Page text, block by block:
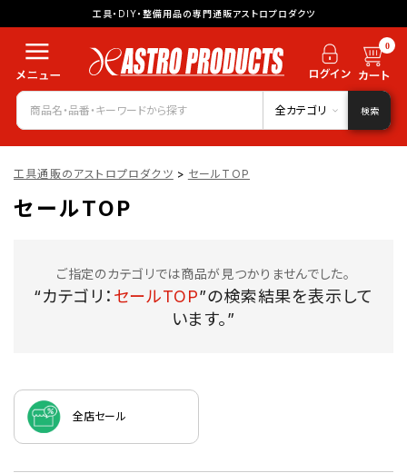
工具・DIY・整備用品の専門通販アストロプロダクツ
0
全カテゴリ 検索
工具通販のアストロプロダクツ > セールTOP
セールTOP
ご指定のカテゴリでは商品が見つかりませんでした。
“カテゴリ： セールTOP”の検索結果を表示して
います。”
全店セール